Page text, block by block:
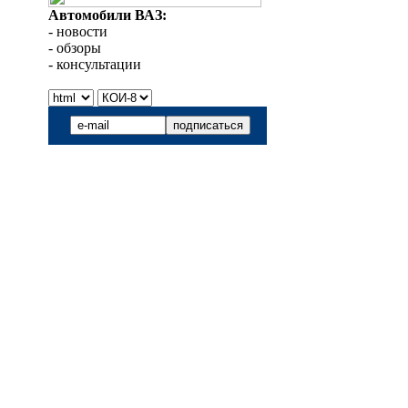
Автомобили ВАЗ:
- новости
- обзоры
- консультации